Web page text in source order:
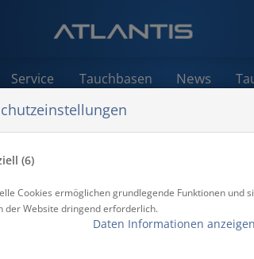
Service Tauchbasen News
(6)
Cookies ermöglichen grundlegende Funktionen und
der Website dringend erforderlich.
Daten Informationen anzeigen